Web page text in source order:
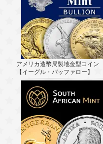
アメリカ造幣局製地金型コイン
【イーグル・バッファロー】